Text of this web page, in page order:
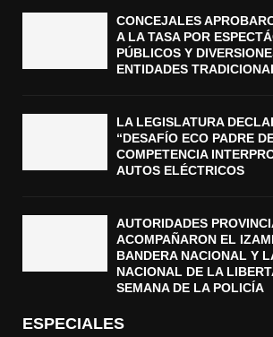
CONCEJALES
A LA TASA POR
PÚBLICOS Y
ENTIDADES
LA LEGISLATURA
“DESAFÍO ECO PADRE
COMPETENCIA
AUTOS ELÉCTRICOS
AUTORIDADES
ACOMPAÑARON EL
BANDERA NACIONAL Y
NACIONAL DE LA
SEMANA DE LA POLICÍA
ESPECIALES